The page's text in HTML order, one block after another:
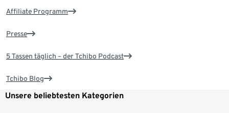
Affiliate Programm
Presse
5 Tassen täglich – der Tchibo Podcast
Tchibo Blog
Unsere beliebtesten Kategorien